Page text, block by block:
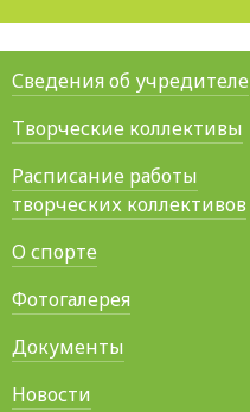
Сведения об учредителе
Творческие коллективы
Расписание работы
творческих коллективов
О спорте
Фотогалерея
Документы
Новости